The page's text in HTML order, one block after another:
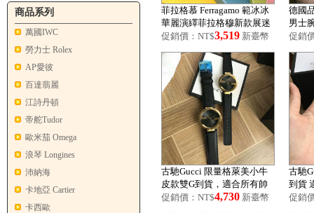
商品系列
萬國IWC
勞力士 Rolex
AP愛彼
百達翡麗
江詩丹頓
帝舵Tudor
歐米茄 Omega
浪琴 Longines
沛納海
卡地亞 Cartier
卡西歐
菲拉格慕 Ferragamo 範冰冰
華麗演繹菲拉格穆新款展迷
人東方風情
促銷價：NT$3,519 新臺幣
德國
男士
Time
促銷
古馳Gucci 限量格萊美小牛
皮款雙G到貨，適合所有帥
哥妹子
促銷價：NT$4,730 新臺幣
古馳
到貨
促銷